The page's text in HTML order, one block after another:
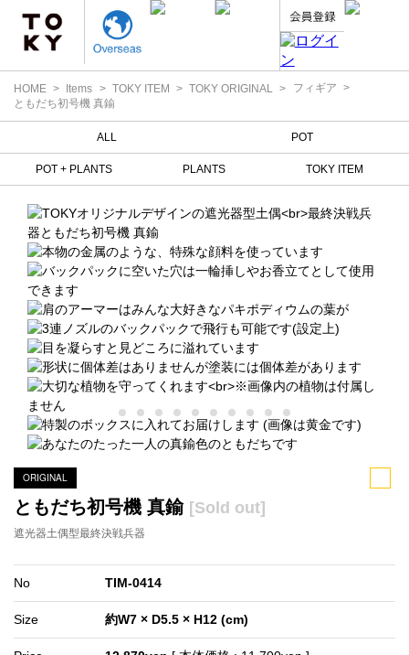
HOME Items TOKY ITEM TOKY ORIGINAL
フィギア
ともだち初号機 真鍮
ALL POT
POT + PLANTS PLANTS TOKY ITEM
ORIGINAL
ともだち初号機 真鍮 [Sold out]
遮光器土偶型最終決戦兵器
No TIM-0414
Size 約W7 × D5.5 × H12 (cm)